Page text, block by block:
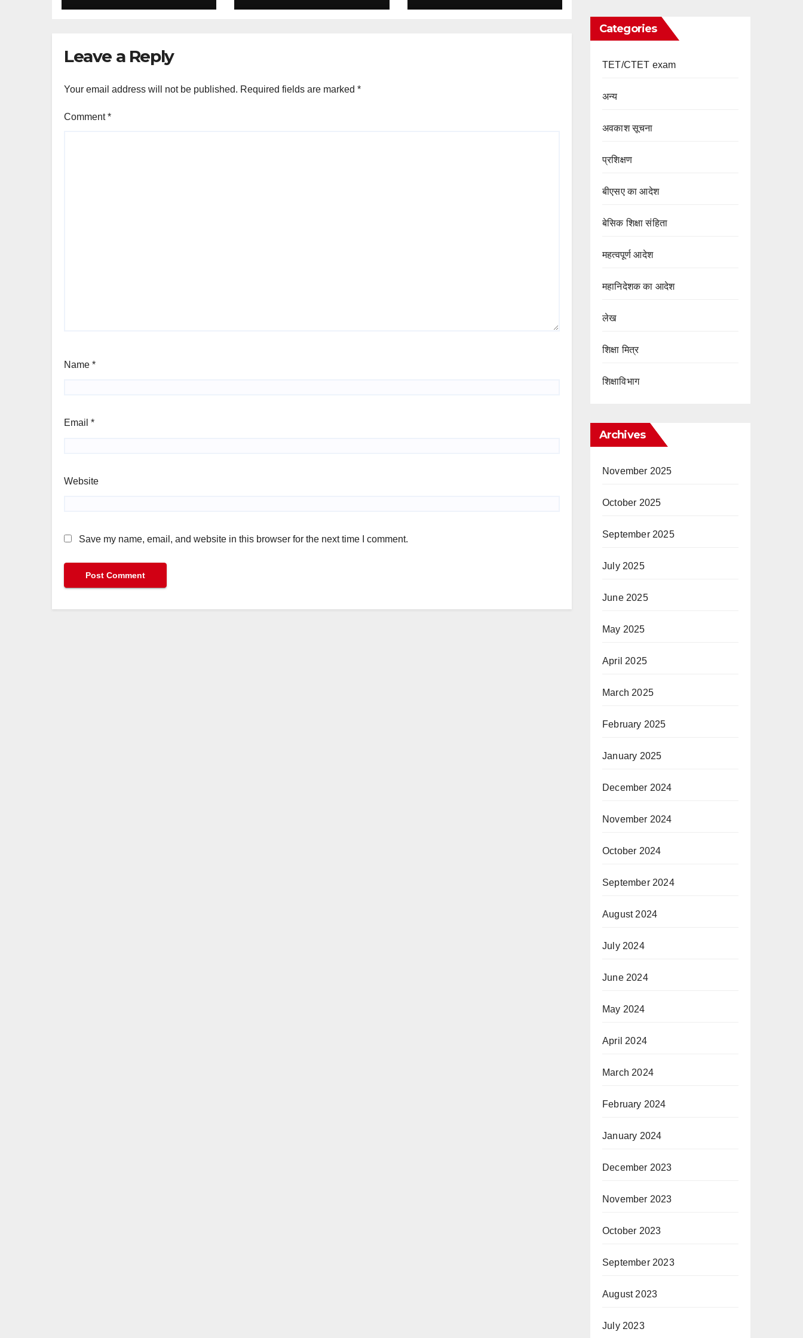
Leave a Reply
Your email address will not be published. Required fields are marked *
Comment*
Name *
Email *
Website
Save my name, email, and website in this browser for the next time I comment.
Categories
TET/CTET exam
अन्य
अवकाश सूचना
प्रशिक्षण
बीएसए का आदेश
बेसिक शिक्षा संहिता
महत्वपूर्ण आदेश
महानिदेशक का आदेश
लेख
शिक्षा मित्र
शिक्षाविभाग
Archives
November 2025
October 2025
September 2025
July 2025
June 2025
May 2025
April 2025
March 2025
February 2025
January 2025
December 2024
November 2024
October 2024
September 2024
August 2024
July 2024
June 2024
May 2024
April 2024
March 2024
February 2024
January 2024
December 2023
November 2023
October 2023
September 2023
August 2023
July 2023